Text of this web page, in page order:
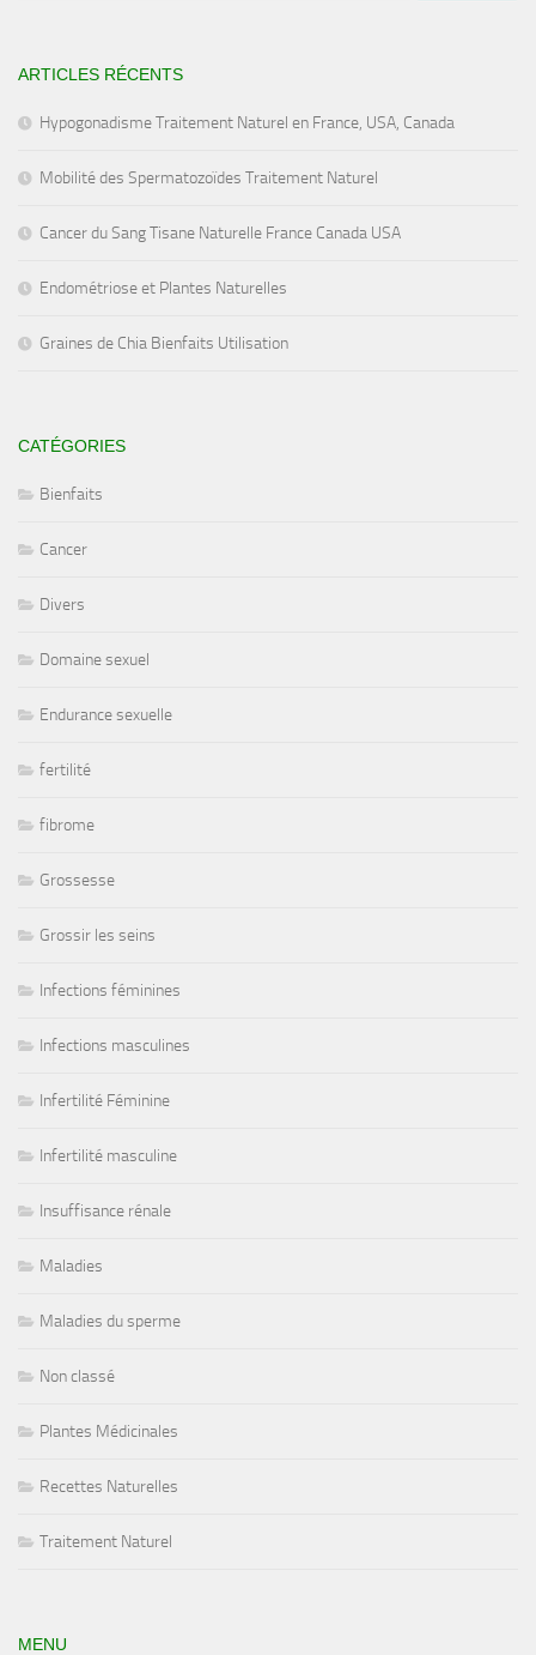
ARTICLES RÉCENTS
Hypogonadisme Traitement Naturel en France, USA, Canada
Mobilité des Spermatozoïdes Traitement Naturel
Cancer du Sang Tisane Naturelle France Canada USA
Endométriose et Plantes Naturelles
Graines de Chia Bienfaits Utilisation
CATÉGORIES
Bienfaits
Cancer
Divers
Domaine sexuel
Endurance sexuelle
fertilité
fibrome
Grossesse
Grossir les seins
Infections féminines
Infections masculines
Infertilité Féminine
Infertilité masculine
Insuffisance rénale
Maladies
Maladies du sperme
Non classé
Plantes Médicinales
Recettes Naturelles
Traitement Naturel
MENU